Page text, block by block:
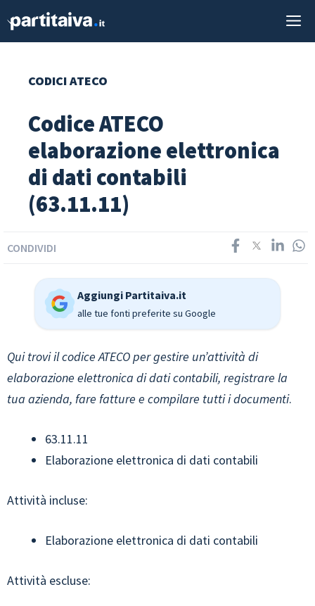
CODICI ATECO
Codice ATECO
elaborazione elettronica
di dati contabili
(63.11.11)
CONDIVIDI
Aggiungi Partitaiva.it
alle tue fonti preferite su Google
Qui trovi il codice ATECO per gestire un’attività di
elaborazione elettronica di dati contabili, registrare la
tua azienda, fare fatture e compilare tutti i documenti.
63.11.11
Elaborazione elettronica di dati contabili
Attività incluse:
Elaborazione elettronica di dati contabili
Attività escluse: